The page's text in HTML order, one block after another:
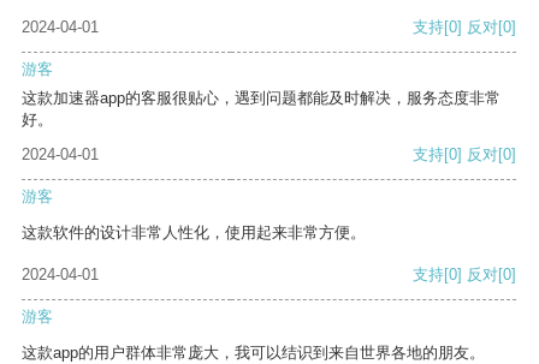
2024-04-01
支持[0] 反对[0]
游客
这款加速器app的客服很贴心，遇到问题都能及时解决，服务态度非常
好。
2024-04-01
支持[0] 反对[0]
游客
这款软件的设计非常人性化，使用起来非常方便。
2024-04-01 支持[0] 反对[0]
游客
这款app的用户群体非常庞大，我可以结识到来自世界各地的朋友。